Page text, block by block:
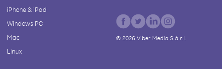
iPhone & iPad
Windows PC
Mac
Linux
© 2026Viber Media S.à r.l.